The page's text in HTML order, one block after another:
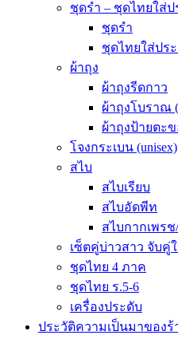
ชุดรำ – ชุดไทยใส่ป
ชุดรำ
ชุดไทยใส่ปร
ผ้าถุง
ผ้าถุงรีดกาว
ผ้าถุงโบราณ
ผ้าถุงป้ายตะ
โจงกระเบน (unisex)
สไบ
สไบเรียบ
สไบอัดพีท
สไบกากเพร
เซ็ตคู่บ่าวสาว จับคู่
ชุดไทย 4 ภาค
ชุดไทย ร.5-6
เครื่องประดับ
ประวัติความเป็นมาของร้